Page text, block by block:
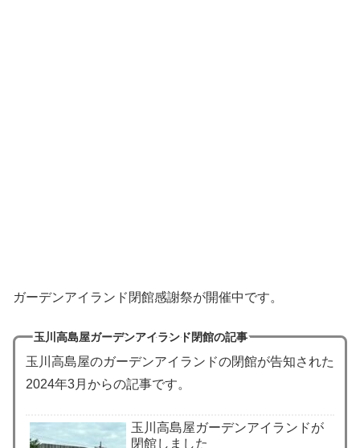
ガーデンアイランド閉館感謝祭が開催中です。
玉川高島屋ガーデンアイランド閉館の記事
玉川高島屋のガーデンアイランドの閉館が告知された
2024年3月からの記事です。
玉川高島屋ガーデンアイランドが
閉館しました